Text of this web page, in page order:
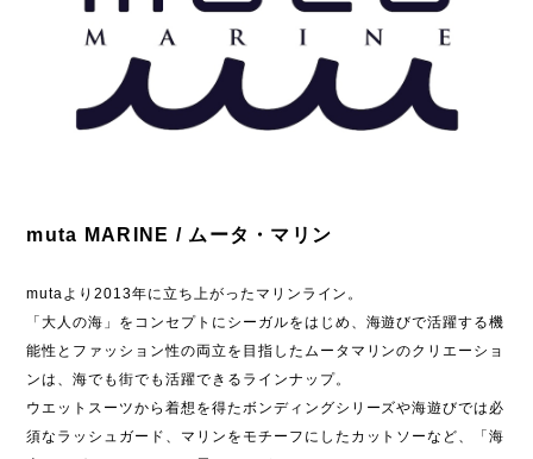
muta MARINE / ムータ・マリン
mutaより2013年に立ち上がったマリンライン。
「大人の海」をコンセプトにシーガルをはじめ、海遊びで活躍する機
能性とファッション性の両立を目指したムータマリンのクリエーショ
ンは、海でも街でも活躍できるラインナップ。
ウエットスーツから着想を得たボンディングシリーズや海遊びでは必
須なラッシュガード、マリンをモチーフにしたカットソーなど、「海